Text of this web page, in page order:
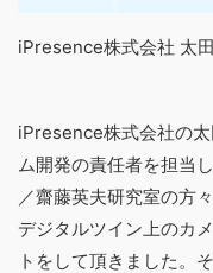
iPresence株式会社 太
iPresence株式会社の
ム開発の責任者を担当
／齋藤英夫研究室の方
デジタルツイン上のカ
トをして頂きました。